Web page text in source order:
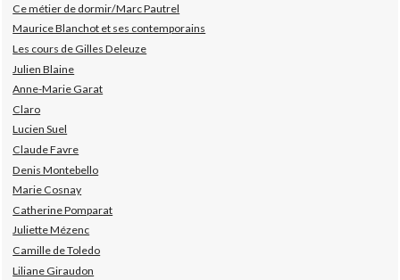
Ce métier de dormir/Marc Pautrel
Maurice Blanchot et ses contemporains
Les cours de Gilles Deleuze
Julien Blaine
Anne-Marie Garat
Claro
Lucien Suel
Claude Favre
Denis Montebello
Marie Cosnay
Catherine Pomparat
Juliette Mézenc
Camille de Toledo
Liliane Giraudon